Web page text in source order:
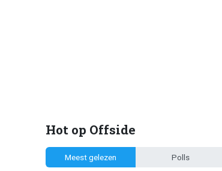
Hot op Offside
Meest gelezen Polls